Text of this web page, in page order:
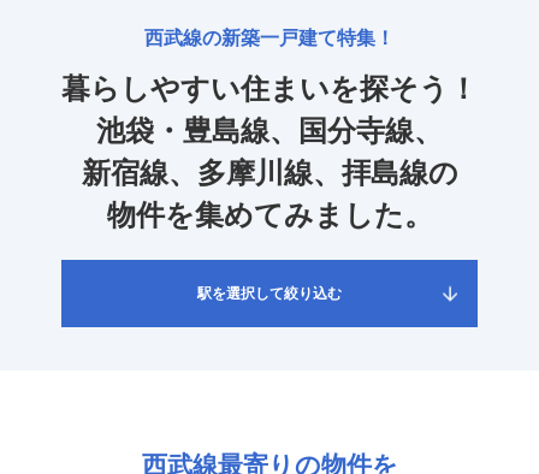
西武線の新築一戸建て特集！
暮らしやすい住まいを探そう！
池袋・豊島線、国分寺線、
新宿線、多摩川線、拝島線の
物件を集めてみました。
駅を選択して絞り込む
西武線最寄りの物件を